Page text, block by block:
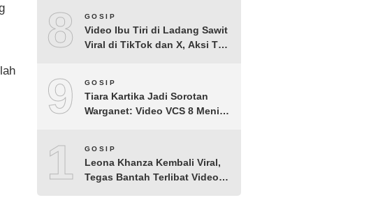
8 GOSIP
Video Ibu Tiri di Ladang Sawit
Viral di TikTok dan X, Aksi Tak
9 GOSIP
Tiara Kartika Jadi Sorotan
Warganet: Video VCS 8 Menit
10
GOSIP
Leona Khanza Kembali Viral,
Tegas Bantah Terlibat Video